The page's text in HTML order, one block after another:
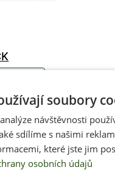
40 41
47 48
soubory
návštěvnosti
sdílíme s našimi
které jste jim
osobních údajů